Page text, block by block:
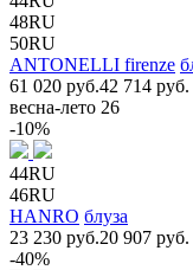
48RU
50RU
ANTONELLI firenze
61 020 руб.42 714 руб.
весна-лето 26
-10%
44RU
46RU
HANRO блуза
23 230 руб.20 907 руб.
-40%